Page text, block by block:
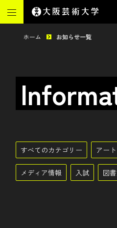
ホーム お知らせ一覧
すべてのカテゴリー アー
メディア情報 入試 図